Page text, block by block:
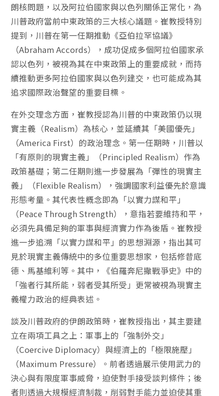
朗核問題，以及阿拉伯國家與以色列關係正常化，為
川普政府當前中東政策的三大核心議題。崔教授特別
提到，川普在第一任期推動《亞伯拉罕協議》
（Abraham Accords），成功促成多個阿拉伯國家承
認以色列，被視為其在中東政策上的重要成就，而持
續推動更多阿拉伯國家與以色列建交，也可能成為其
追求國際政治聲望的重要目標。
在外交理念方面，崔教授認為川普的中東政策仍以現
實主義（Realism）為核心，並延續其「美國優先」
（America First）的政治理念。第一任期時，川普以
「有原則的現實主義」（Principled Realism）作為
政策基礎；第二任期則進一步發展為「彈性的現實主
義」（Flexible Realism），強調國家利益優先於意識
形態考量。其代表性概念即為「以實力謀和平」
（Peace Through Strength），意指若要維持和平，
必須先具備足夠的軍事與經濟實力作為後盾。崔教授
進一步追溯「以實力謀和平」的思想淵源，指出其可
見於現實主義傳統中的多位重要思想家，包括修昔底
德、馬基維利等。其中，《伯羅奔尼撒戰爭史》中的
「強者行其所能，弱者受其所受」更常被視為現實主
義權力政治的經典表述。
談及川普政府的伊朗政策時，崔教授指出，其主要建
立在兩項工具之上：軍事上的「強制外交」
（Coercive Diplomacy）與經濟上的「極限施壓」
（Maximum Pressure）。前者透過展示使用武力的
決心與有限度軍事威脅，迫使對手接受談判條件；後
者則透過大規模經濟制裁，削弱對手能力並迫使其重